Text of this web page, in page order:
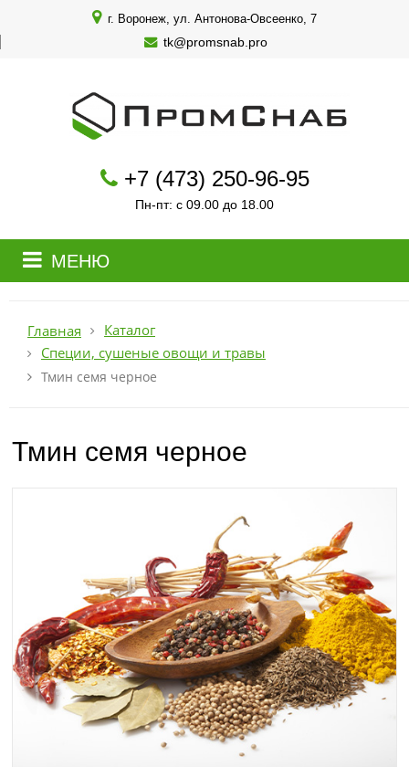
г. Воронеж, ул. Антонова-Овсеенко, 7
tk@promsnab.pro
+7 (473) 250-96-95
Пн-пт: с 09.00 до 18.00
МЕНЮ
Главная
Каталог
Специи, сушеные овощи и травы
Тмин семя черное
Тмин семя черное